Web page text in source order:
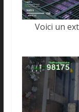
Voici un